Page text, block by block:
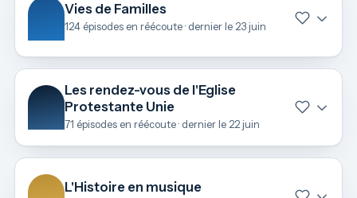
Vies de Familles
124 épisodes en réécoute · dernier le 23 juin
Les rendez-vous de l'Eglise
Protestante Unie
71 épisodes en réécoute · dernier le 22 juin
L'Histoire en musique